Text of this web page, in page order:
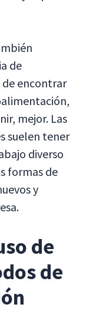
de
de encontrar
mejor. Las
suelen tener
diverso
formas de
y
de
de